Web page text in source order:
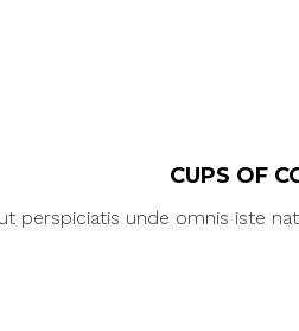
CUPS OF
perspiciatis unde omnis iste